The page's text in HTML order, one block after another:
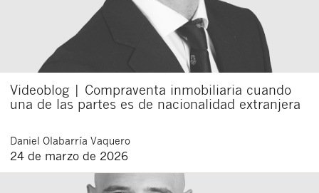
Videoblog | Compraventa inmobiliaria cuando
una de las partes es de nacionalidad extranjera
Daniel Olabarría Vaquero
24 de marzo de 2026